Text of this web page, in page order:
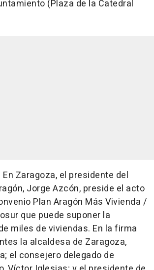
(Plaza de la Catedral
Zaragoza, el presidente del
Jorge Azcón, preside el acto
Plan Aragón Más Vivienda /
que puede suponer la
miles de viviendas. En la firma
la alcaldesa de Zaragoza,
el consejero delegado de